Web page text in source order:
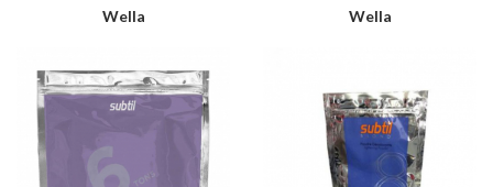
Wella
Wella